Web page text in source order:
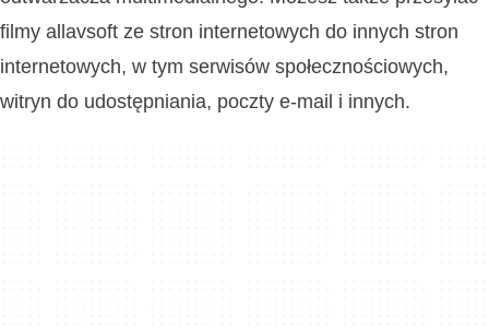
filmy allavsoft ze stron internetowych do innych stron
internetowych, w tym serwisów społecznościowych,
witryn do udostępniania, poczty e-mail i innych.